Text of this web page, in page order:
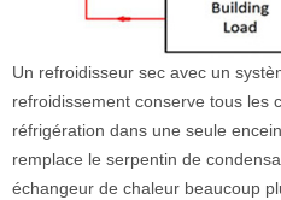
Un refroidisseur sec avec un
refroidissement conserve tous les
réfrigération dans une seule
remplace le serpentin de
échangeur de chaleur beaucoup